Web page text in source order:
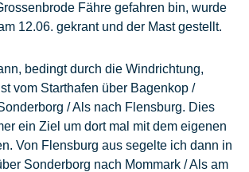
Fähre gefahren bin, wurde
12.06. gekrant und der Mast gestellt.
bedingt durch die Windrichtung,
vom Starthafen über Bagenkop /
/ Als nach Flensburg. Dies
ein Ziel um dort mal mit dem eigenen
Von Flensburg aus segelte ich dann in
Sonderborg nach Mommark / Als am